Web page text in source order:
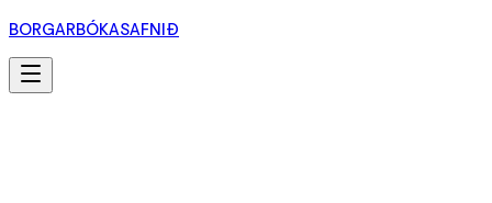
BORGARBÓKASAFNIÐ